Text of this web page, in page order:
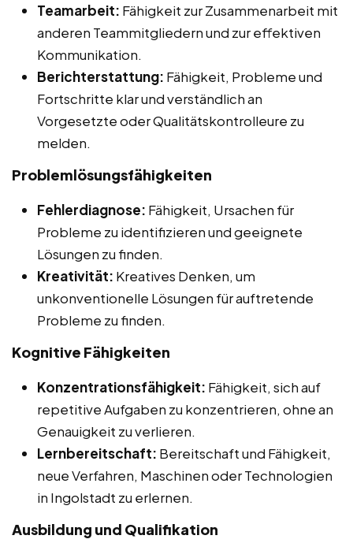
Teamarbeit: Fähigkeit zur Zusammenarbeit mit
anderen Teammitgliedern und zur effektiven
Kommunikation.
Berichterstattung: Fähigkeit, Probleme und
Fortschritte klar und verständlich an
Vorgesetzte oder Qualitätskontrolleure zu
melden.
Problemlösungsfähigkeiten
Fehlerdiagnose: Fähigkeit, Ursachen für
Probleme zu identifizieren und geeignete
Lösungen zu finden.
Kreativität: Kreatives Denken, um
unkonventionelle Lösungen für auftretende
Probleme zu finden.
Kognitive Fähigkeiten
Konzentrationsfähigkeit: Fähigkeit, sich auf
repetitive Aufgaben zu konzentrieren, ohne an
Genauigkeit zu verlieren.
Lernbereitschaft: Bereitschaft und Fähigkeit,
neue Verfahren, Maschinen oder Technologien
in Ingolstadt zu erlernen.
Ausbildung und Qualifikation